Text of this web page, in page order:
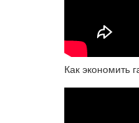
Как экономить